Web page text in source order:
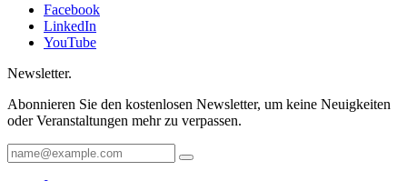
Facebook
LinkedIn
YouTube
Newsletter.
Abonnieren Sie den kostenlosen Newsletter, um keine Neuigkeiten
oder Veranstaltungen mehr zu verpassen.